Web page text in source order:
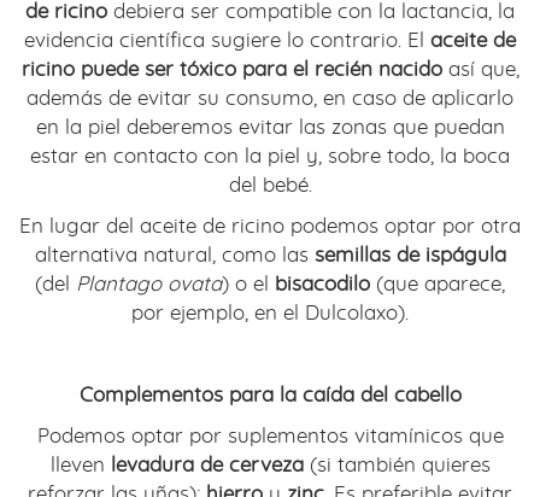
de ricino debiera ser compatible con la lactancia, la
evidencia científica sugiere lo contrario. El aceite de
ricino puede ser tóxico para el recién nacidoasí que,
además de evitar su consumo, en caso de aplicarlo
en la piel deberemos evitar las zonas que puedan
estar en contacto con la piel y, sobre todo, la boca
del bebé.
En lugar del aceite de ricino podemos optar por otra
alternativa natural, como las semillas de ispágula
(del Plantago ovata) o el bisacodilo (que aparece,
por ejemplo, en el Dulcolaxo).
Complementos para la caída del cabello
Podemos optar por suplementos vitamínicos que
lleven levadura de cerveza (si también quieres